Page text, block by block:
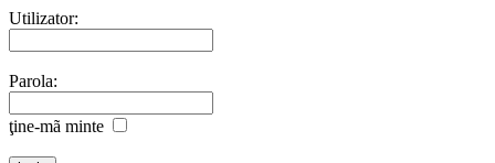
Utilizator:
Parola:
ţine-mã minte